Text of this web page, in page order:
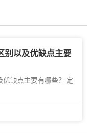
别以及优缺点主要
优缺点主要有哪些？ 定